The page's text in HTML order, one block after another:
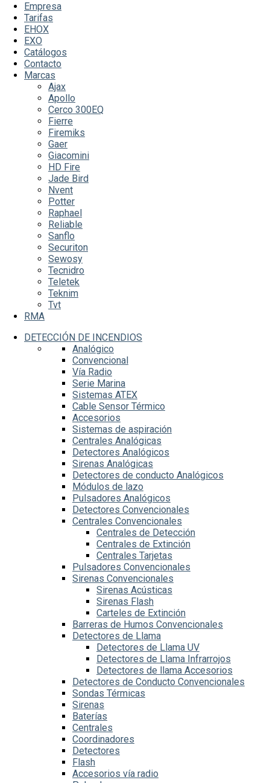
Empresa
Tarifas
EHOX
EXO
Catálogos
Contacto
Marcas
Ajax
Apollo
Cerco 300EQ
Fierre
Firemiks
Gaer
Giacomini
HD Fire
Jade Bird
Nvent
Potter
Raphael
Reliable
Sanflo
Securiton
Sewosy
Tecnidro
Teletek
Teknim
Tvt
RMA
DETECCIÓN DE INCENDIOS
Analógico
Convencional
Vía Radio
Serie Marina
Sistemas ATEX
Cable Sensor Térmico
Accesorios
Sistemas de aspiración
Centrales Analógicas
Detectores Analógicos
Sirenas Analógicas
Detectores de conducto Analógicos
Módulos de lazo
Pulsadores Analógicos
Detectores Convencionales
Centrales Convencionales
Centrales de Detección
Centrales de Extinción
Centrales Tarjetas
Pulsadores Convencionales
Sirenas Convencionales
Sirenas Acústicas
Sirenas Flash
Carteles de Extinción
Barreras de Humos Convencionales
Detectores de Llama
Detectores de Llama UV
Detectores de Llama Infrarrojos
Detectores de llama Accesorios
Detectores de Conducto Convencionales
Sondas Térmicas
Sirenas
Baterías
Centrales
Coordinadores
Detectores
Flash
Accesorios vía radio